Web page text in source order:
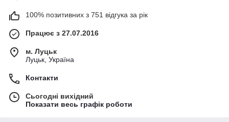
100% позитивних з 751 відгука за рік
Працює з 27.07.2016
м. Луцьк
Луцьк, Україна
Контакти
Сьогодні вихідний
Показати весь графік роботи